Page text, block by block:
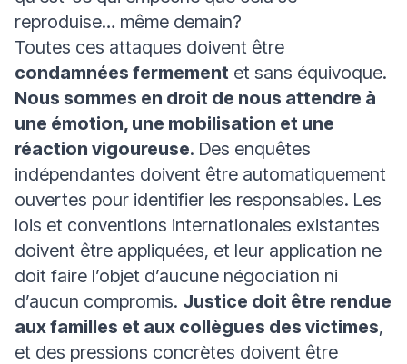
reproduise… même demain?
Toutes ces attaques doivent être
condamnées fermement et sans équivoque.
Nous sommes en droit de nous attendre à
une émotion, une mobilisation et une
réaction vigoureuse. Des enquêtes
indépendantes doivent être automatiquement
ouvertes pour identifier les responsables. Les
lois et conventions internationales existantes
doivent être appliquées, et leur application ne
doit faire l’objet d’aucune négociation ni
d’aucun compromis. Justice doit être rendue
aux familles et aux collègues des victimes,
et des pressions concrètes doivent être